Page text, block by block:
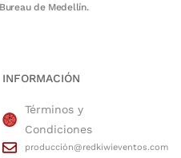
de Medellín.
INFORMACIÓN
Términos y
Condiciones
producción@redkiwieventos.com